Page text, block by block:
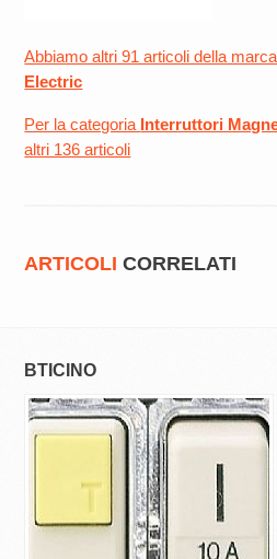
Abbiamo altri 91 articoli della
Electric
Per la categoria Interruttori
altri 136 articoli
ARTICOLI CORRELATI
BTICINO